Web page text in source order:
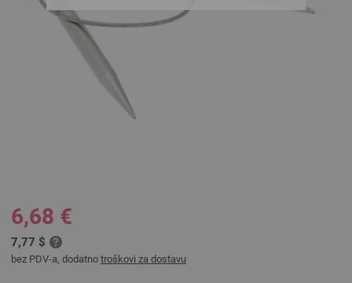
6,68 €
7,77 $
bez PDV-a, dodatno troškovi za dostavu